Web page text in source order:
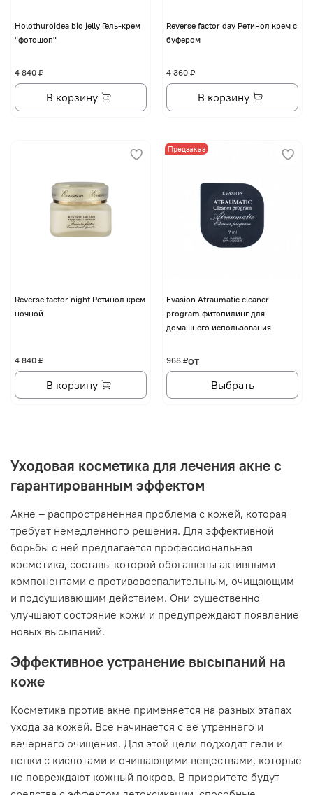
Holothuroidea bio jelly Гель-крем
"фотошоп"
4 840 ₽
В корзину
Reverse factor day Ретинол крем с
буфером
4 360 ₽
В корзину
Reverse factor night Ретинол крем
ночной
4 840 ₽
В корзину
Предзаказ
Evasion Atraumatic cleaner
program фитопилинг для
домашнего использования
от
968 ₽
Выбрать
Уходовая косметика для лечения акне с
гарантированным эффектом
Акне – распространенная проблема с кожей, которая
требует немедленного решения. Для эффективной
борьбы с ней предлагается профессиональная
косметика, составы которой обогащены активными
компонентами с противовоспалительным, очищающим
и подсушивающим действием. Они существенно
улучшают состояние кожи и предупреждают появление
новых высыпаний.
Эффективное устранение высыпаний на
коже
Косметика против акне применяется на разных этапах
ухода за кожей. Все начинается с ее утреннего и
вечернего очищения. Для этой цели подходят гели и
пенки с кислотами и очищающими веществами, которые
не повреждают кожный покров. В приоритете будут